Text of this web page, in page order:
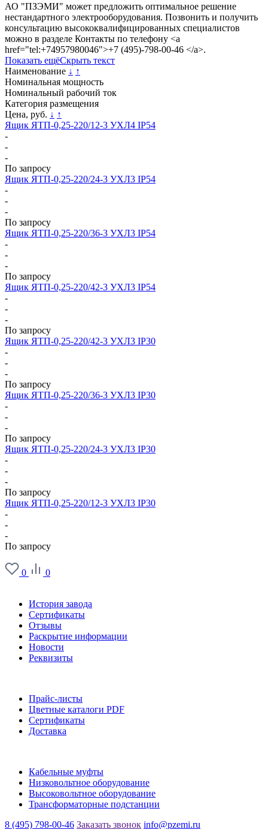
АО "ПЗЭМИ" может предложить оптимальное решение
нестандартного электрооборудования. Позвонить и получить
консультацию высококвалифицированных специалистов
можно в разделе Контакты по телефону <a
href="tel:+74957980046">+7 (495)-798-00-46 </a>.
Показать ещёСкрыть текст
Наименование ↓ ↑
Номинальная мощность
Номинальный рабочий ток
Категория размещения
Цена, руб. ↓ ↑
Ящик ЯТП-0,25-220/12-3 УХЛ4 IP54
-
-
-
По запросу
Ящик ЯТП-0,25-220/24-3 УХЛ3 IP54
-
-
-
По запросу
Ящик ЯТП-0,25-220/36-3 УХЛ3 IP54
-
-
-
По запросу
Ящик ЯТП-0,25-220/42-3 УХЛ3 IP54
-
-
-
По запросу
Ящик ЯТП-0,25-220/42-3 УХЛ3 IP30
-
-
-
По запросу
Ящик ЯТП-0,25-220/36-3 УХЛ3 IP30
-
-
-
По запросу
Ящик ЯТП-0,25-220/24-3 УХЛ3 IP30
-
-
-
По запросу
Ящик ЯТП-0,25-220/12-3 УХЛ3 IP30
-
-
-
По запросу
0
0
История завода
Сертификаты
Отзывы
Раскрытие информации
Новости
Реквизиты
Прайс-листы
Цветные каталоги PDF
Сертификаты
Доставка
Кабельные муфты
Низковольтное оборудование
Высоковольтное оборудование
Трансформаторные подстанции
8 (495) 798-00-46 Заказать звонок info@pzemi.ru